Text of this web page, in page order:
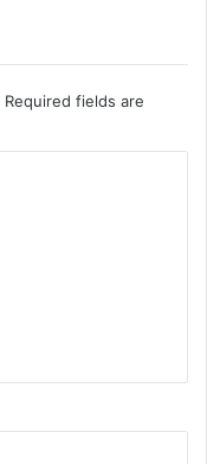
Required fields are